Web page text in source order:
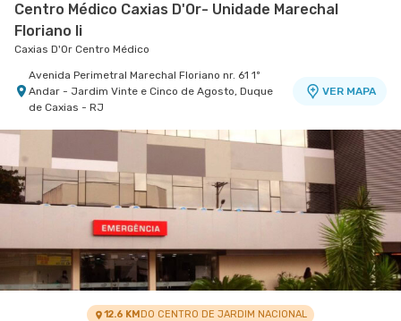
Centro Médico Caxias D'Or- Unidade Marechal
Floriano Ii
Caxias D'Or Centro Médico
Avenida Perimetral Marechal Floriano nr. 61 1º
Andar - Jardim Vinte e Cinco de Agosto, Duque
de Caxias - RJ
VER MAPA
12.6 KMDO CENTRO DE JARDIM NACIONAL